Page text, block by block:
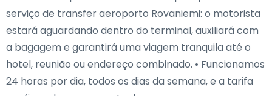
serviço de transfer aeroporto Rovaniemi: o motorista
estará aguardando dentro do terminal, auxiliará com
a bagagem e garantirá uma viagem tranquila até o
hotel, reunião ou endereço combinado. • Funcionamos
24 horas por dia, todos os dias da semana, e a tarifa